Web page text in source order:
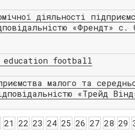
діяльності
«Френдт» с.
education football
малого та
«Трейд
21 22 23 24 25 26 27 28 29